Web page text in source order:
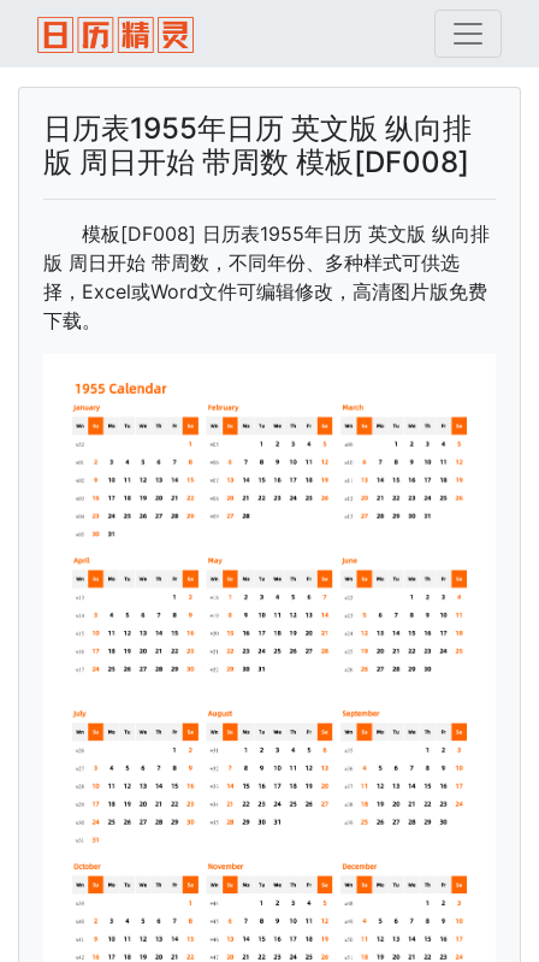
日历表1955年日历 英文版 纵向排
版 周日开始 带周数 模板[DF008]
模板[DF008] 日历表1955年日历 英文版 纵向排
版 周日开始 带周数，不同年份、多种样式可供选
择，Excel或Word文件可编辑修改，高清图片版免费
下载。